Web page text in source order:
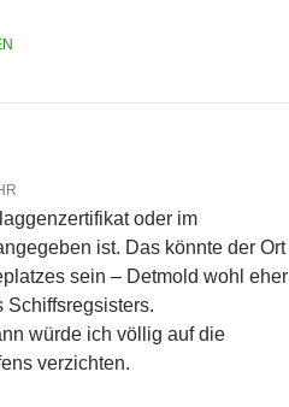
oder im
ist. Das könnte der Ort
sein – Detmold wohl eher
Schiffsregsisters.
würde ich völlig auf die
verzichten.